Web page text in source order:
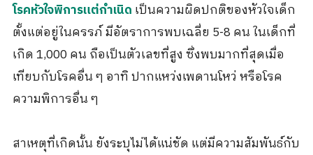
โรคหัวใจพิการแต่กำเนิด เป็นความผิดปกติของหัวใจเด็ก
ตั้งแต่อยู่ในครรภ์ มีอัตราการพบเฉลี่ย 5-8 คน ในเด็กที่
เกิด 1,000 คน ถือเป็นตัวเลขที่สูง ซึ่งพบมากที่สุดเมื่อ
เทียบกับโรคอื่น ๆ อาทิ ปากแหว่งเพดานโหว่ หรือโรค
ความพิการอื่น ๆ
สาเหตุที่เกิดนั้น ยังระบุไม่ได้แน่ชัด แต่มีความสัมพันธ์กับ